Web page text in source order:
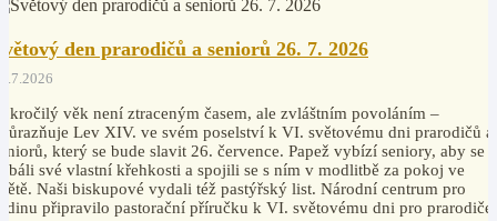
den prarodičů a seniorů 26. 7. 2026
věk není ztraceným časem, ale zvláštním povoláním –
Lev XIV. ve svém poselství k VI. světovému dni prarodičů a
který se bude slavit 26. července. Papež vybízí seniory, aby se
své vlastní křehkosti a spojili se s ním v modlitbě za pokoj ve
Naši biskupové vydali též pastýřský list. Národní centrum pro
připravilo pastorační příručku k VI. světovému dni pro prarodiče